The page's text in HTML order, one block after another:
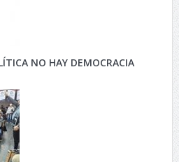
NO HAY DEMOCRACIA